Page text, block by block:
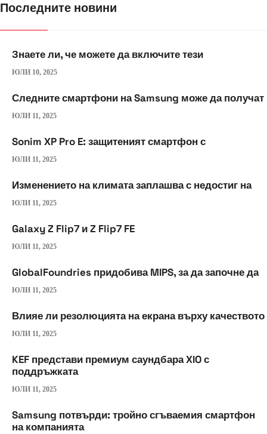
Последните новини
Знаете ли, че можете да включите тези
ЮЛИ 10, 2025
Следните смартфони на Samsung може да получат
ЮЛИ 11, 2025
Sonim XP Pro E: защитеният смартфон с
ЮЛИ 11, 2025
Изменението на климата заплашва с недостиг на
ЮЛИ 11, 2025
Galaxy Z Flip7 и Z Flip7 FE
ЮЛИ 11, 2025
GlobalFoundries придобива MIPS, за да започне да
ЮЛИ 11, 2025
Влияе ли резолюцията на екрана върху качеството
ЮЛИ 11, 2025
KEF представи премиум саундбара XIO с
поддръжката
ЮЛИ 11, 2025
Samsung потвърди: тройно сгъваемия смартфон
на компанията